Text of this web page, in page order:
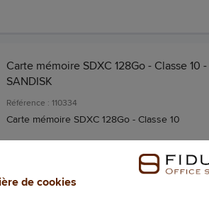
Carte mémoire SDXC 128Go - Classe 10 -
SANDISK
Référence : 110334
Carte mémoire SDXC 128Go - Classe 10
de cookies